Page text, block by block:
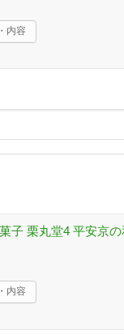
内容
子 栗丸堂4 平安京
内容